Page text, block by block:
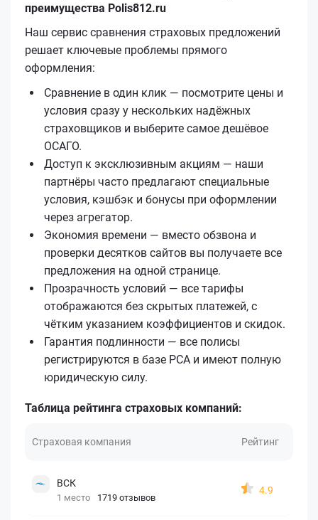
преимущества Polis812.ru
Наш сервис сравнения страховых предложений
решает ключевые проблемы прямого
оформления:
Сравнение в один клик — посмотрите цены и
условия сразу у нескольких надёжных
страховщиков и выберите самое дешёвое
ОСАГО.
Доступ к эксклюзивным акциям — наши
партнёры часто предлагают специальные
условия, кэшбэк и бонусы при оформлении
через агрегатор.
Экономия времени — вместо обзвона и
проверки десятков сайтов вы получаете все
предложения на одной странице.
Прозрачность условий — все тарифы
отображаются без скрытых платежей, с
чётким указанием коэффициентов и скидок.
Гарантия подлинности — все полисы
регистрируются в базе РСА и имеют полную
юридическую силу.
Таблица рейтинга страховых компаний:
Страховая компания Рейтинг
ВСК
1 место 1719 отзывов
4.9